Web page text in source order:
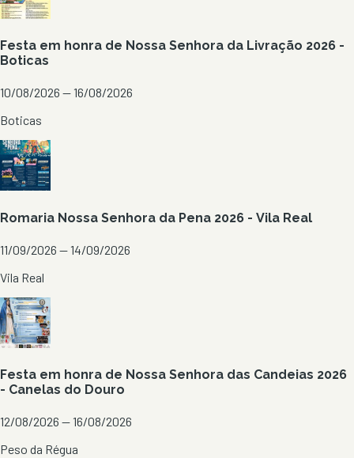
Festa em honra de Nossa Senhora da Livração 2026 -
Boticas
10/08/2026 — 16/08/2026
Boticas
Romaria Nossa Senhora da Pena 2026 - Vila Real
11/09/2026 — 14/09/2026
Vila Real
Festa em honra de Nossa Senhora das Candeias 2026
- Canelas do Douro
12/08/2026 — 16/08/2026
Peso da Régua